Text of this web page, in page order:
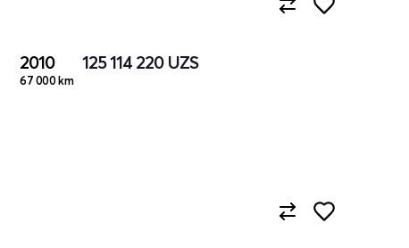
2010
67 000 km
125 114 220 UZS